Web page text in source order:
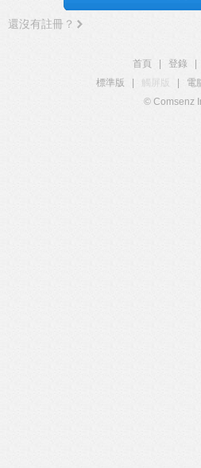
還沒有註冊？
首頁 登錄
標準版
觸屏版 電
© Comsenz